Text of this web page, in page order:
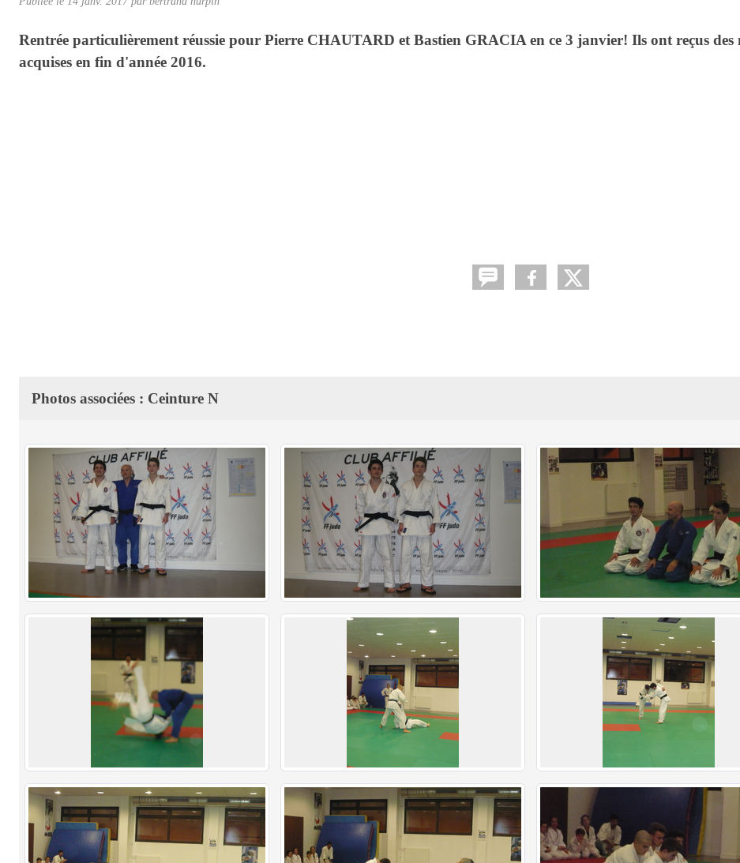
Rentrée particulièrement réussie pour Pierre CHAUTARD et Bastien GRACIA en ce 3 janvier! Ils ont reçus
acquises en fin d'année 2016.
Photos associées : Ceinture N